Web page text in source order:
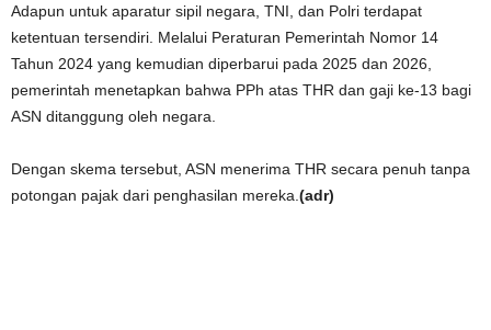
Adapun untuk aparatur sipil negara, TNI, dan Polri terdapat
ketentuan tersendiri. Melalui Peraturan Pemerintah Nomor 14
Tahun 2024 yang kemudian diperbarui pada 2025 dan 2026,
pemerintah menetapkan bahwa PPh atas THR dan gaji ke-13 bagi
ASN ditanggung oleh negara.
Dengan skema tersebut, ASN menerima THR secara penuh tanpa
potongan pajak dari penghasilan mereka. (adr)